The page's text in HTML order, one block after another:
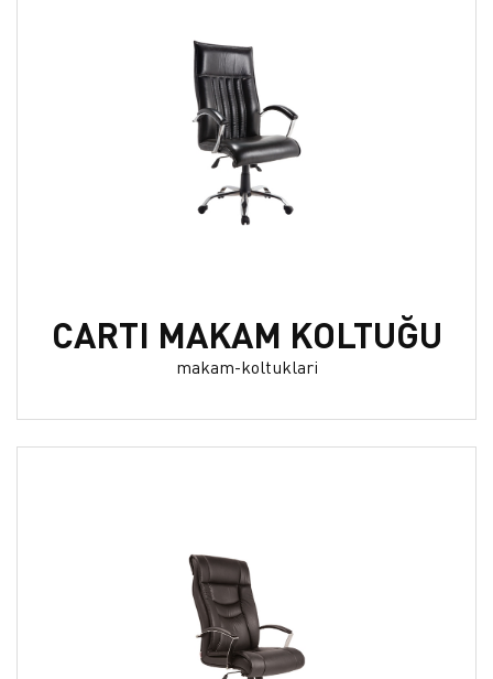
CARTI MAKAM KOLTUĞU
makam-koltuklari